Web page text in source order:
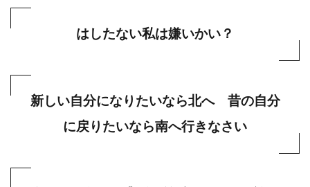
はしたない私は嫌いかい？
新しい自分になりたいなら北へ 昔の自分
に戻りたいなら南へ行きなさい